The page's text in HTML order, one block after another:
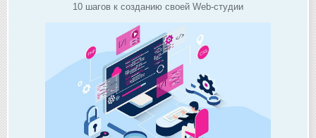
10 шагов к созданию своей Web-студии